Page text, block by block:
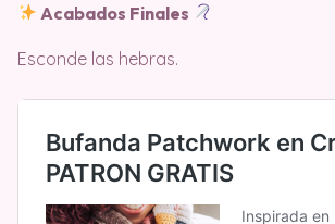
Acabados Finales
Esconde las hebras.